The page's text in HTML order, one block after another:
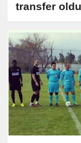
transfer oldu